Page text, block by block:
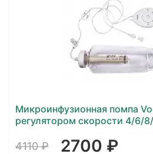
Микроинфузионная помпа
регулятором скорости 4/6/
4110 ₽ 2700 ₽